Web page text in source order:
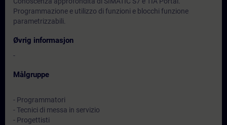
Programmazione e utilizzo di funzioni e blocchi funzione
parametrizzabili.
Øvrig informasjon
-
Målgruppe
- Programmatori
- Tecnici di messa in servizio
- Progettisti